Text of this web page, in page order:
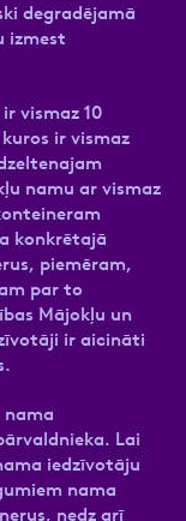
degradējamā
izmest
vismaz 10
ir vismaz
namu ar vismaz
konkrētajā
piemēram,
par to
Mājokļu un
ir aicināti
Lai
iedzīvotāju
nama
nedz arī